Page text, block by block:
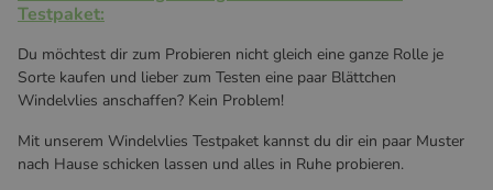
Testpaket:
Du möchtest dir zum Probieren nicht gleich eine ganze Rolle je
Sorte kaufen und lieber zum Testen eine paar Blättchen
Windelvlies anschaffen? Kein Problem!
Mit unserem Windelvlies Testpaket kannst du dir ein paar Muster
nach Hause schicken lassen und alles in Ruhe probieren.